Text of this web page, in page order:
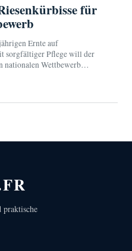
für
Ernte auf
sorgfältiger Pflege will der
nationalen Wettbewerb